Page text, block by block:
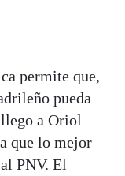
permite que,
pueda
a Oriol
que lo mejor
PNV. El